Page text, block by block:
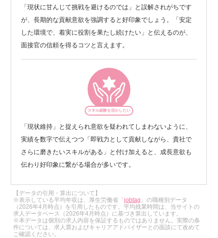
「現状に甘んじて挑戦を避けるのでは」と誤解されがちです
が、長期的な貢献意欲を強調すると好印象でしょう。「安定
した環境で、着実に役割を果たし続けたい」と伝えるのが、
面接官の信頼を得るコツと言えます。
スキル経験を活かしたい
「現状維持」と捉えられ意欲を疑われてしまわないように、
実績を数字で伝えつつ「即戦力として貢献しながら、貴社で
さらに磨きたいスキルがある」と付け加えると、成長意欲も
伝わり好印象に繋がる場合が多いです。
【データの引用・算出について】
※表示している平均年収は、厚生労働省「jobtag 」の職種別データ
（2026年4月時点）を引用したものです。平均残業時間は、当サイトの
求人データベース（2026年4月時点）に基づき算出しています。
※本データは個別の求人内容を保証するものではありません。実際の条
件については、求人票およびキャリアアドバイザーとの面談にて改めて
ご確認ください。